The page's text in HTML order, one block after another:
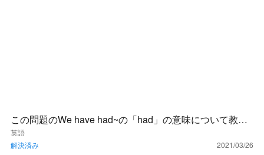
この問題のWe have had~の「had」の意味について教え
てください。 1週間以上もほとんど雪が降っていませ
ん。
英語
解決済み
2021/03/26